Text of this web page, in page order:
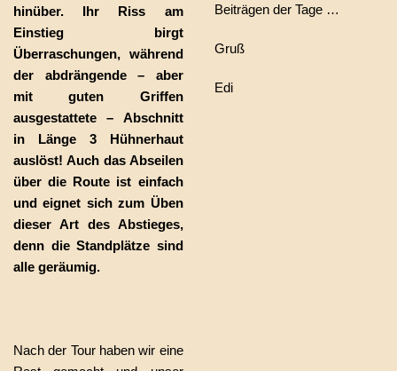
hinüber. Ihr Riss am
Einstieg birgt
Überraschungen, während
der abdrängende – aber
mit guten Griffen
ausgestattete – Abschnitt
in Länge 3 Hühnerhaut
auslöst! Auch das Abseilen
über die Route ist einfach
und eignet sich zum Üben
dieser Art des Abstieges,
denn die Standplätze sind
alle geräumig.
Nach der Tour haben wir eine
Beiträgen der Tage …
Gruß
Edi